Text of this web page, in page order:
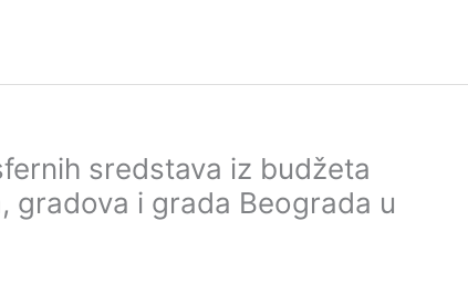
sredstava iz budžeta
gradova i grada Beograda u